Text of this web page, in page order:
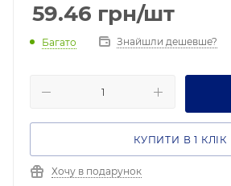
59.46 грн/шт
Багато Знайшли дешевше?
КУПИТИ В 1 КЛІК
Хочу в подарунок